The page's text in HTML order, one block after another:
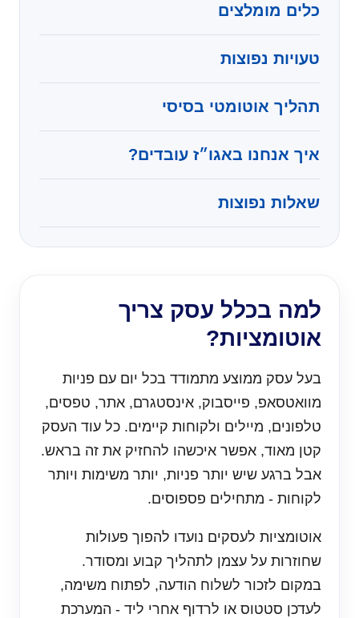
למה בכלל עסק צריך
אוטומציות?
בעל עסק ממוצע מתמודד בכל יום עם פניות
מוואטסאפ, פייסבוק, אינסטגרם, אתר, טפסים,
טלפונים, מיילים ולקוחות קיימים. כל עוד העסק
קטן מאוד, אפשר איכשהו להחזיק את זה בראש.
אבל ברגע שיש יותר פניות, יותר משימות ויותר
לקוחות - מתחילים פספוסים.
אוטומציות לעסקים נועדו להפוך פעולות
שחוזרות על עצמן לתהליך קבוע ומסודר.
במקום לזכור לשלוח הודעה, לפתוח משימה,
לעדכן סטטוס או לרדוף אחרי ליד - המערכת
כלים מומלצים
טעויות נפוצות
תהליך אוטומטי בסיסי
איך אנחנו באגו״ז עובדים?
שאלות נפוצות